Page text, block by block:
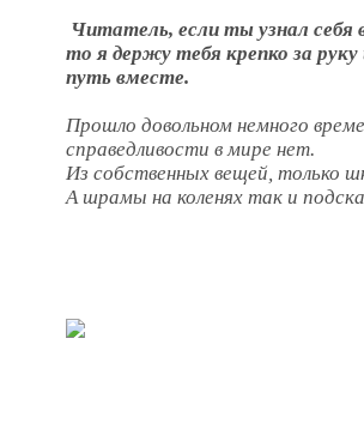
Читатель, если ты узнал себя
то я держу тебя крепко за
путь вместе.
Прошло довольном немного
справедливости в мире нет.
Из собственных вещей, только
А шрамы на коленях так и